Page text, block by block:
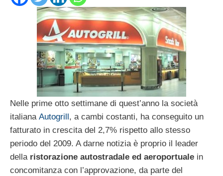
Nelle prime otto settimane di quest’anno la società
italiana Autogrill , a cambi costanti, ha conseguito un
fatturato in crescita del 2,7% rispetto allo stesso
periodo del 2009. A darne notizia è proprio il leader
della ristorazione autostradale ed aeroportuale in
concomitanza con l’approvazione, da parte del